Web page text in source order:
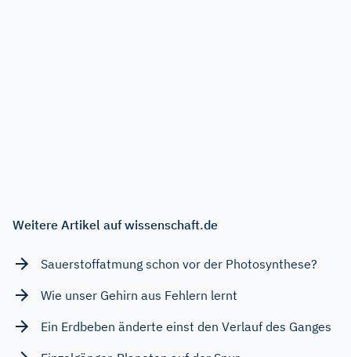
Weitere Artikel auf wissenschaft.de
Sauerstoffatmung schon vor der Photosynthese?
Wie unser Gehirn aus Fehlern lernt
Ein Erdbeben änderte einst den Verlauf des Ganges